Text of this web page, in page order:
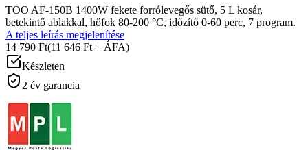
TOO AF-150B 1400W fekete forrólevegős sütő, 5 L kosár,
betekintő ablakkal, hőfok 80-200 °C, időzítő 0-60 perc, 7 program.
A teljes leírás megjelenítése
14 790 Ft(11 646 Ft + ÁFA)
Készleten
2 év garancia